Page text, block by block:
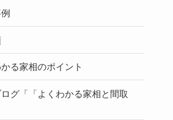
る家相のポイント
グ「「よくわかる家相と間取